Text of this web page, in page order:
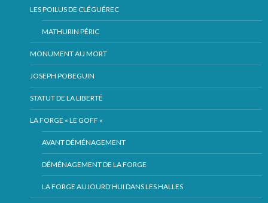
LES POILUS DE CLÉGUÉREC
MATHURIN PÉRIC
MONUMENT AU MORT
JOSEPH POBEGUIN
STATUT DE LA LIBERTÉ
LA FORGE « LE GOFF «
AVANT DÉMÉNAGEMENT
DÉMÉNAGEMENT DE LA FORGE
LA FORGE AUJOURD’HUI DANS LES HALLES